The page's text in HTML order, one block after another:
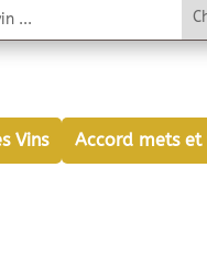
Vins Accord mets et